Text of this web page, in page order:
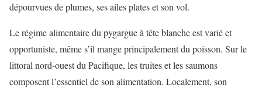
dépourvues de plumes, ses ailes plates et son vol.
Le régime alimentaire du pygargue à tête blanche est varié et
opportuniste, même s’il mange principalement du poisson. Sur le
littoral nord-ouest du Pacifique, les truites et les saumons
composent l’essentiel de son alimentation. Localement, son